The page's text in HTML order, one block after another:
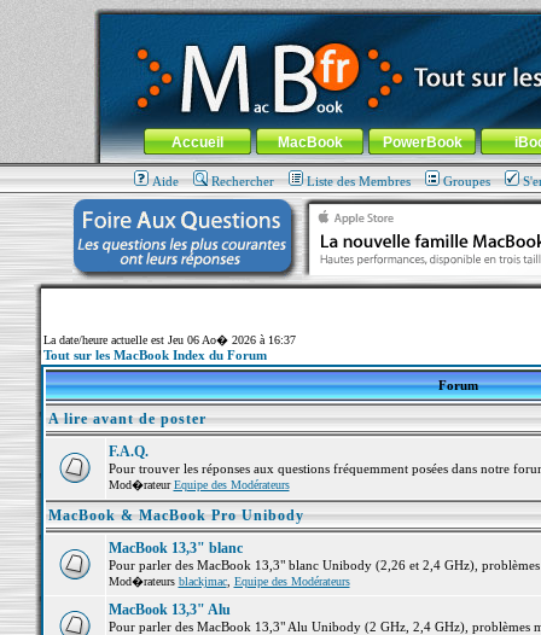
MacBook-fr.com : 100% Apple... 100% nomade !
Aller au contenu-Aller au menu général-Aller au menu de
Menu général
Accueil MacBook PowerBook
Aide Rechercher Liste des Membres Groupes
La date/heure actuelle est Jeu 06 Ao� 2026 à 16:37
Tout sur les MacBook Index du Forum
Forum
A lire avant de poster
F.A.Q.
Pour trouver les réponses aux questions fréquemment posées dans notre
Mod�rateurEquipe des Modérateurs
MacBook & MacBook Pro Unibody
MacBook 13,3" blanc
Pour parler des MacBook 13,3" blanc Unibody (2,26 et 2,4 GHz),
Mod�rateurs blackjmac, Equipe des Modérateurs
MacBook 13,3" Alu
Pour parler des MacBook 13,3" Alu Unibody (2 GHz, 2,4 GHz), problèmes